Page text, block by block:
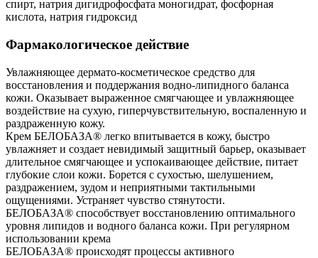
спирт, натрия дигидрофосфата моногидрат, фосфорная
кислота, натрия гидроксид
Фармакологическое действие
Увлажняющее дермато-косметическое средство для
восстановления и поддержания водно-липидного баланса
кожи. Оказывает выраженное смягчающее и увлажняющее
воздействие на сухую, гиперчувствительную, воспаленную и
раздраженную кожу.
Крем БЕЛОБАЗА® легко впитывается в кожу, быстро
увлажняет и создает невидимый защитный барьер, оказывает
длительное смягчающее и успокаивающее действие, питает
глубокие слои кожи. Борется с сухостью, шелушением,
раздражением, зудом и неприятными тактильными
ощущениями. Устраняет чувство стянутости.
БЕЛОБАЗА® способствует восстановлению оптимального
уровня липидов и водного баланса кожи. При регулярном
использовании крема
БЕЛОБАЗА® происходят процессы активного